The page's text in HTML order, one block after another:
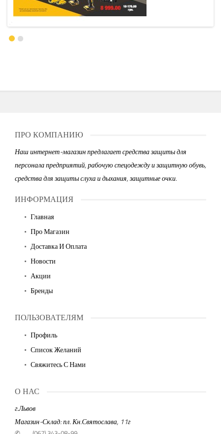
ПРО КОМПАНИЮ
Наш интернет-магазин предлагает средства защиты для
персонала предприятий, рабочую спецодежду и защитную обувь,
средства для защиты слуха и дыхания, защитные очки.
ИНФОРМАЦИЯ
Главная
Про Магазин
Доставка И Оплата
Новости
Акции
Бренды
ПОЛЬЗОВАТЕЛЯМ
Профиль
Список Желаний
Свяжитесь С Нами
О НАС
г.Львов
Магазин-Склад: пл. Кн.Святослава, 11г